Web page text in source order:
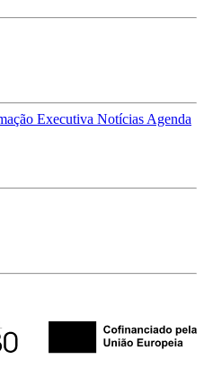
Executiva Notícias Agenda